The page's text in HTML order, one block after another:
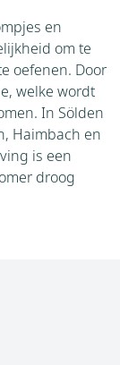
en
om te
oefenen. Door
welke wordt
In Sölden
Haimbach en
is een
droog